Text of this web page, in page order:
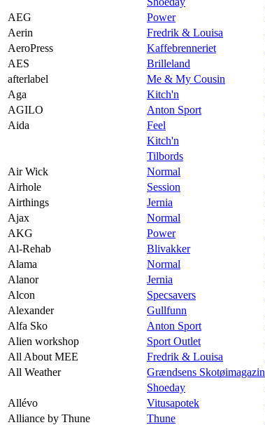
AEG
Power
Aerin
Fredrik & Louisa
AeroPress
Kaffebrenneriet
AES
Brilleland
afterlabel
Me & My Cousin
Aga
Kitch'n
AGILO
Anton Sport
Aida
Feel
Kitch'n
Tilbords
Air Wick
Normal
Airhole
Session
Airthings
Jernia
Ajax
Normal
AKG
Power
Al-Rehab
Blivakker
Alama
Normal
Alanor
Jernia
Alcon
Specsavers
Alexander
Gullfunn
Alfa Sko
Anton Sport
Alien workshop
Sport Outlet
All About MEE
Fredrik & Louisa
All Weather
Grændsens Skotøimagazin
Shoeday
Allévo
Vitusapotek
Alliance by Thune
Thune